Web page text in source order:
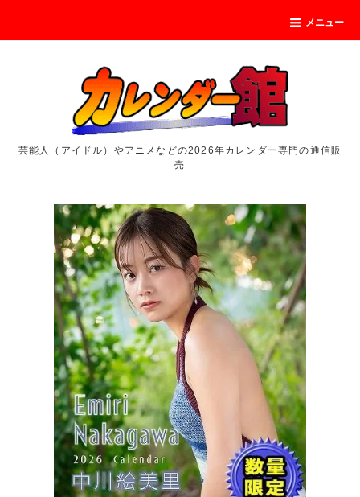
メニュー
芸能人（アイドル）やアニメなどの2026年カレンダー専門の通信販
売